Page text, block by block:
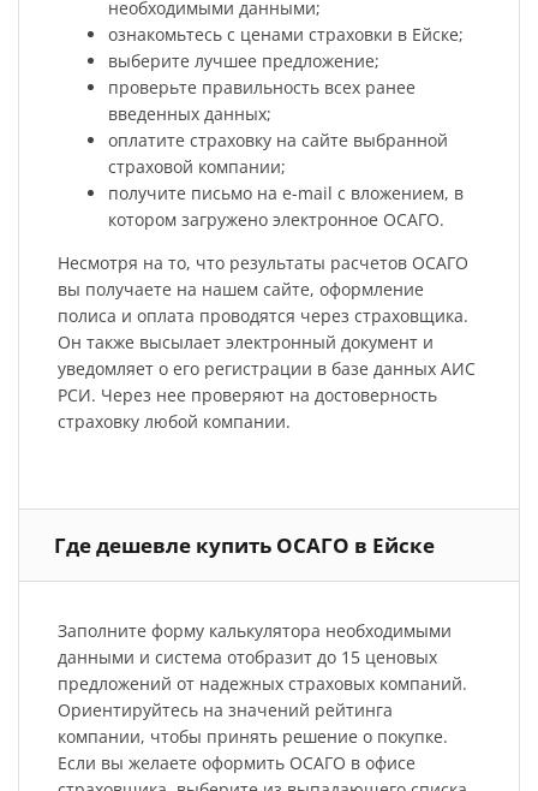
необходимыми данными;
ознакомьтесь с ценами страховки в Ейске;
выберите лучшее предложение;
проверьте правильность всех ранее
введенных данных;
оплатите страховку на сайте выбранной
страховой компании;
получите письмо на e-mail с вложением, в
котором загружено электронное ОСАГО.
Несмотря на то, что результаты расчетов ОСАГО
вы получаете на нашем сайте, оформление
полиса и оплата проводятся через страховщика.
Он также высылает электронный документ и
уведомляет о его регистрации в базе данных АИС
РСИ. Через нее проверяют на достоверность
страховку любой компании.
Где дешевле купить ОСАГО в Ейске
Заполните форму калькулятора необходимыми
данными и система отобразит до 15 ценовых
предложений от надежных страховых компаний.
Ориентируйтесь на значений рейтинга
компании, чтобы принять решение о покупке.
Если вы желаете оформить ОСАГО в офисе